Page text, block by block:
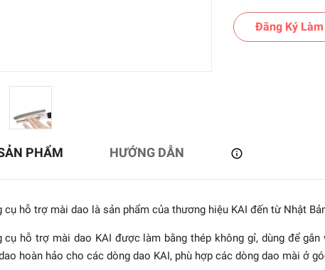
Đăng Ký
PHẨM HƯỚNG DẪN
cụ hỗ trợ mài dao là sản phẩm của thương hiệu KAI đến từ Nhật
cụ hỗ trợ mài dao KAI được làm bằng thép không gỉ, dùng để
hoàn hảo cho các dòng dao KAI, phù hợp các dòng dao mài ở